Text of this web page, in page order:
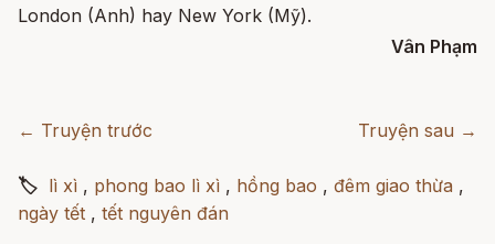
London (Anh) hay New York (Mỹ).
Vân Phạm
← Truyện trước Truyện sau →
🏷 lì xì , phong bao lì xì , hồng bao , đêm giao thừa ,
ngày tết , tết nguyên đán